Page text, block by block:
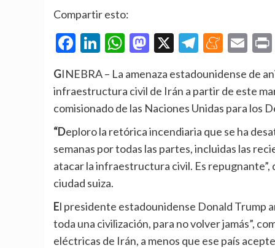
Compartir esto:
Facebook
LinkedIn
WhatsApp
Mastodon
X
GINEBRA – La amenaza estadounidense de aniquilar a toda una civilización, con ataques sobre la
infraestructura civil de Irán a partir de este
comisionado de las Naciones Unidas para los
“Deploro la retórica incendiaria que se ha desatado en la guerra de Medio Oriente durante las últimas
semanas por todas las partes, incluidas las
atacar la infraestructura civil. Es
ciudad suiza.
El presidente estadounidense Donald Trump anunció en su red social Thruth que “esta noche morirá
toda una civilización, para no volver jamás”,
eléctricas de Irán, a menos que ese país